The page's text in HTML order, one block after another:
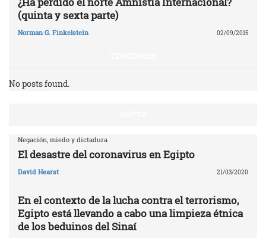
(quinta y sexta parte)
Norman G. Finkelstein 02/09/2015
No posts found.
Negación, miedo y dictadura
El desastre del coronavirus en Egipto
David Hearst 21/03/2020
En el contexto de la lucha contra el terrorismo,
Egipto está llevando a cabo una limpieza étnica
de los beduinos del Sinaí